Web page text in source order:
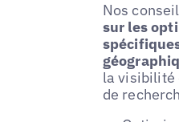
Nos
sur les
la visibilité
de